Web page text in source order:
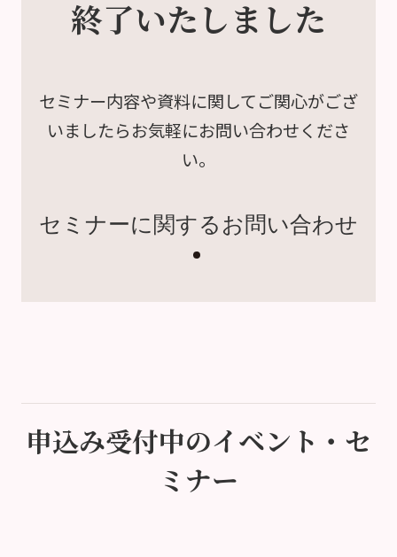
終了いたしました
セミナー内容や資料に関してご関心がござ
いましたらお気軽にお問い合わせくださ
い。
セミナーに関するお問い合わせ
申込み受付中のイベント・セ
ミナー